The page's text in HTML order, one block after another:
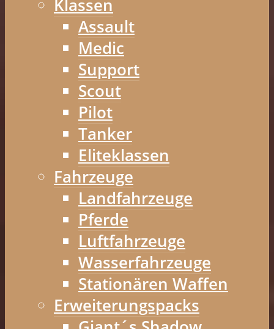
Klassen
Assault
Medic
Support
Scout
Pilot
Tanker
Eliteklassen
Fahrzeuge
Landfahrzeuge
Pferde
Luftfahrzeuge
Wasserfahrzeuge
Stationären Waffen
Erweiterungspacks